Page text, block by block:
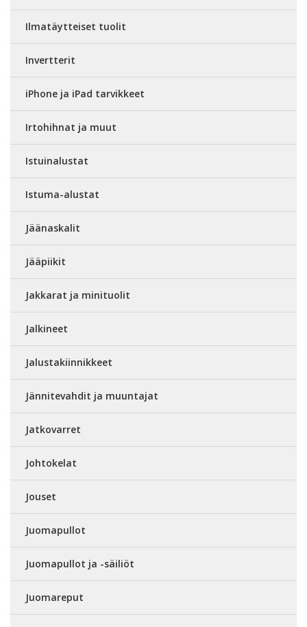
Ilmatäytteiset tuolit
Invertterit
iPhone ja iPad tarvikkeet
Irtohihnat ja muut
Istuinalustat
Istuma-alustat
Jäänaskalit
Jääpiikit
Jakkarat ja minituolit
Jalkineet
Jalustakiinnikkeet
Jännitevahdit ja muuntajat
Jatkovarret
Johtokelat
Jouset
Juomapullot
Juomapullot ja -säiliöt
Juomareput